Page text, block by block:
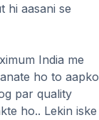
hi aasani se
India me
ho to aapko
par quality
ho.. Lekin iske